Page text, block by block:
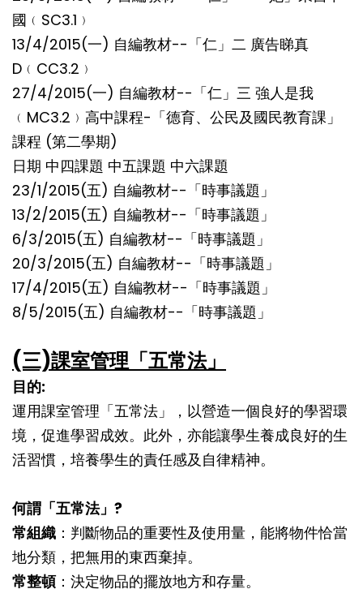
國﹙SC3.1﹚
13/4/2015(一) 自編教材--「仁」二 廣告睇真
D﹙CC3.2﹚
27/4/2015(一) 自編教材--「仁」三 強人是我
﹙MC3.2﹚高中課程-「德育、公民及國民教育課」
課程 (第二學期)
日期 中四課題 中五課題 中六課題
23/1/2015(五) 自編教材--「時事議題」
13/2/2015(五) 自編教材--「時事議題」
6/3/2015(五) 自編教材--「時事議題」
20/3/2015(五) 自編教材--「時事議題」
17/4/2015(五) 自編教材--「時事議題」
8/5/2015(五) 自編教材--「時事議題」
(三)課室管理「五常法」
目的:
運用課室管理「五常法」，以營造一個良好的學習環
境，促進學習成效。此外，亦能讓學生養成良好的生
活習慣，培養學生的責任感及自律精神。
何謂「五常法」?
常組織 ：判斷物品的重要性及使用量，能將物件恰當
地分類，把無用的東西棄掉。
常整頓：決定物品的擺放地方和存量。